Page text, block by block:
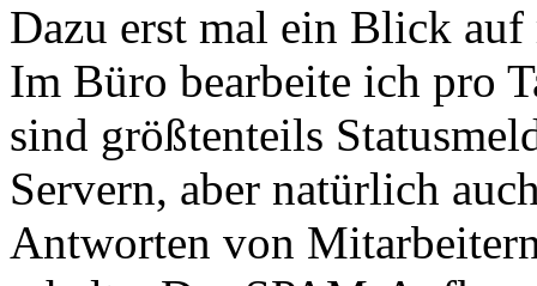
Dazu erst mal ein Blick
Im Büro bearbeite ich pro
sind größtenteils
Servern, aber natürlich
Antworten von